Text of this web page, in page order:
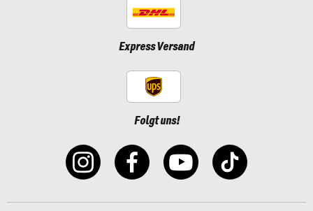
Express Versand
Folgt uns!